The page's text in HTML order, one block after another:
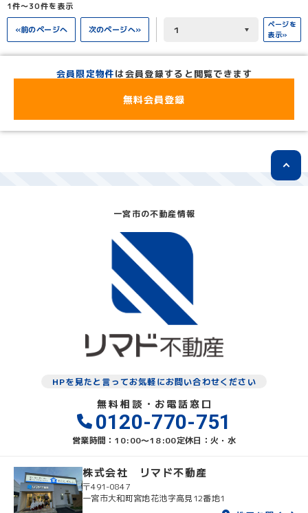
1件〜30件を表示
«前のページへ 次のページへ»
ページを
表示»
会員限定物件は会員登録すると閲覧できます
無料会員登録
一宮市の不動産情報
HPを見たと言ってお気軽にお問い合わせください
無料相談・お電話窓口
0120-770-751
営業時間：10:00〜18:00定休日：火・水
株式会社 リマド不動産
〒491-0847
一宮市大和町宮地花池字高見12番地1